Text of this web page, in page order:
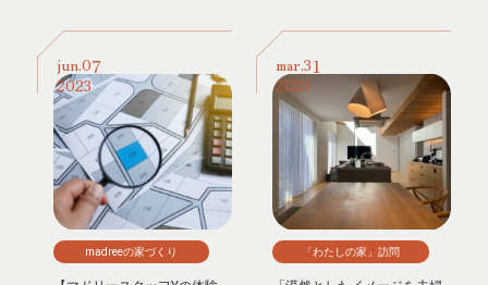
jun. 07
2023
madreeの家づくり
mar. 31
2023
「わたしの家」訪問